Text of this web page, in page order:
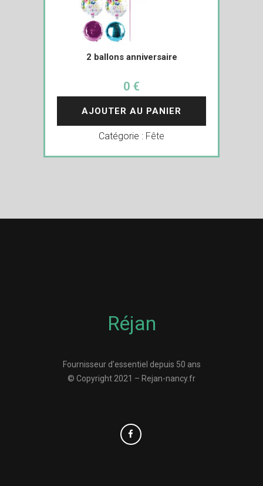
2 ballons anniversaire
0 €
AJOUTER AU PANIER
Catégorie : Fête
Réjan
Fournisseur d’essentiel depuis 50 ans
© Copyright 2021 – Rejan-nancy.fr